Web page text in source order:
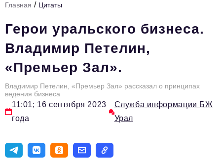
Инфраструктура развития
Технологии и тренды
Ниши и рынки
Цитаты
Туризм
Новости
Импортозамещение
ИННОПРОМ
Главная / Цитаты
Герои уральского бизнеса.
Владимир Петелин,
«Премьер Зал».
Владимир Петелин, «Премьер Зал» рассказал о принципах
ведения бизнеса
11:01; 16 сентября 2023
года
Служба информации БЖ
Урал